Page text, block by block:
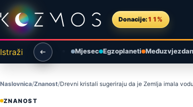
Preskoči na sadržaj
Donacije: 11%
Istraži Mjesec Egzoplaneti
Naslovnica Znanost Drevni kristali sugeriraju da je Zemlja imala
ZNANOST